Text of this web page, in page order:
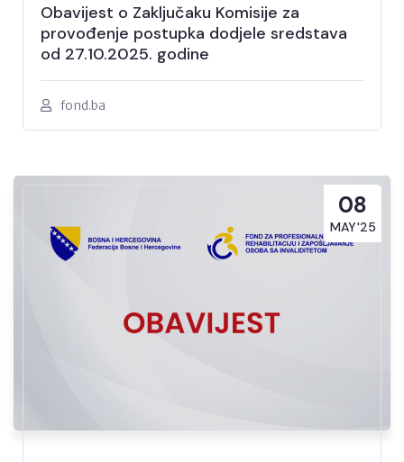
Obavijest o Zaključaku Komisije za
provođenje postupka dodjele sredstava
od 27.10.2025. godine
fond.ba
08
MAY'25